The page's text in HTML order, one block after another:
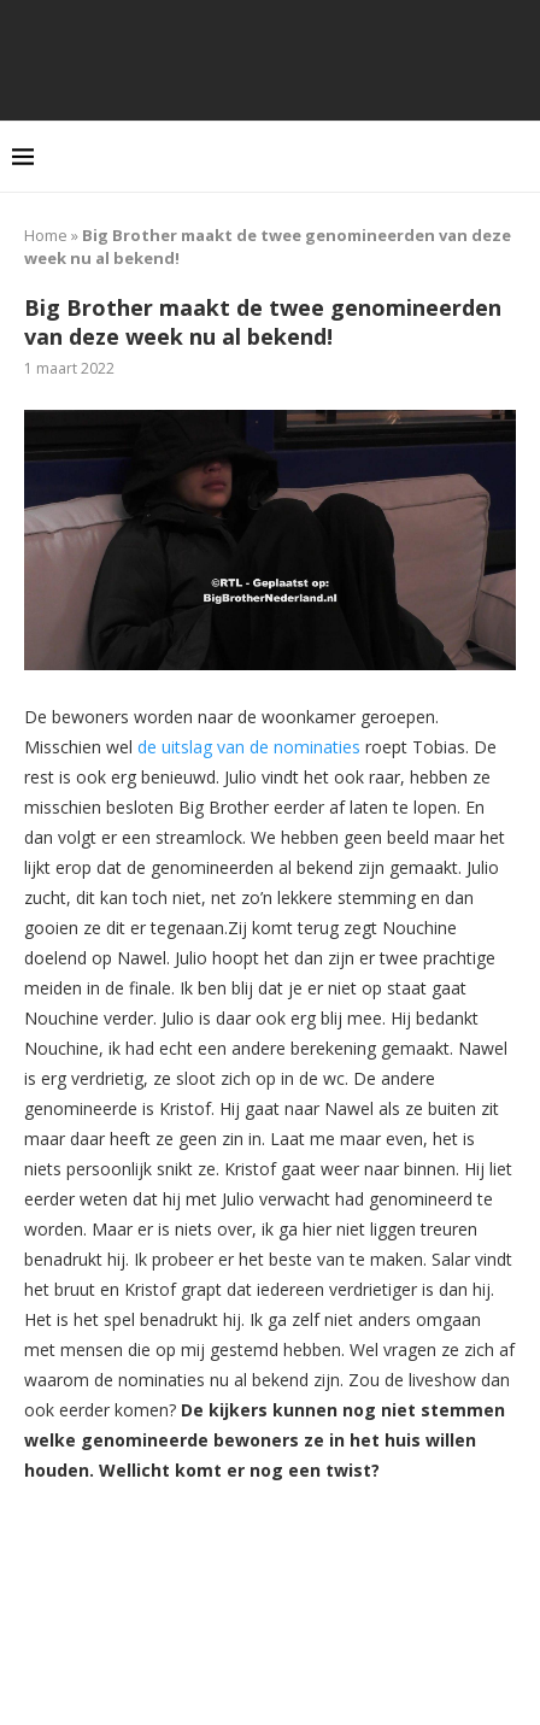
Home » Big Brother maakt de twee genomineerden van deze
week nu al bekend!
Big Brother maakt de twee genomineerden
van deze week nu al bekend!
1 maart 2022
De bewoners worden naar de woonkamer geroepen.
Misschien wel de uitslag van de nominaties roept Tobias. De
rest is ook erg benieuwd. Julio vindt het ook raar, hebben ze
misschien besloten Big Brother eerder af laten te lopen. En
dan volgt er een streamlock. We hebben geen beeld maar het
lijkt erop dat de genomineerden al bekend zijn gemaakt. Julio
zucht, dit kan toch niet, net zo’n lekkere stemming en dan
gooien ze dit er tegenaan.Zij komt terug zegt Nouchine
doelend op Nawel. Julio hoopt het dan zijn er twee prachtige
meiden in de finale. Ik ben blij dat je er niet op staat gaat
Nouchine verder. Julio is daar ook erg blij mee. Hij bedankt
Nouchine, ik had echt een andere berekening gemaakt. Nawel
is erg verdrietig, ze sloot zich op in de wc. De andere
genomineerde is Kristof. Hij gaat naar Nawel als ze buiten zit
maar daar heeft ze geen zin in. Laat me maar even, het is
niets persoonlijk snikt ze. Kristof gaat weer naar binnen. Hij liet
eerder weten dat hij met Julio verwacht had genomineerd te
worden. Maar er is niets over, ik ga hier niet liggen treuren
benadrukt hij. Ik probeer er het beste van te maken. Salar vindt
het bruut en Kristof grapt dat iedereen verdrietiger is dan hij.
Het is het spel benadrukt hij. Ik ga zelf niet anders omgaan
met mensen die op mij gestemd hebben. Wel vragen ze zich af
waarom de nominaties nu al bekend zijn. Zou de liveshow dan
ook eerder komen? De kijkers kunnen nog niet stemmen
welke genomineerde bewoners ze in het huis willen
houden. Wellicht komt er nog een twist?